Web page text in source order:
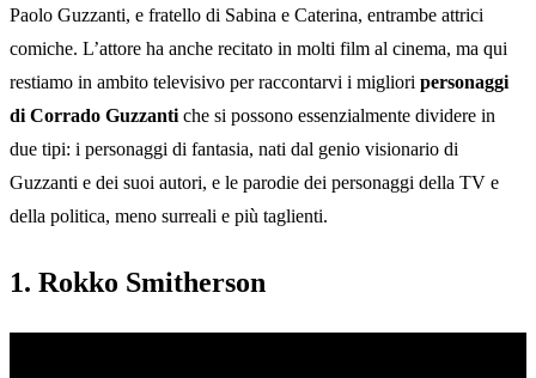
Paolo Guzzanti, e fratello di Sabina e Caterina, entrambe attrici
comiche. L’attore ha anche recitato in molti film al cinema, ma qui
restiamo in ambito televisivo per raccontarvi i migliori personaggi
di Corrado Guzzanti che si possono essenzialmente dividere in
due tipi: i personaggi di fantasia, nati dal genio visionario di
Guzzanti e dei suoi autori, e le parodie dei personaggi della TV e
della politica, meno surreali e più taglienti.
1. Rokko Smitherson